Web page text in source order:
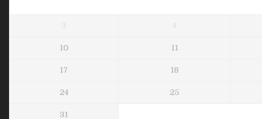
3 4
10 11
17 18
24 25
31